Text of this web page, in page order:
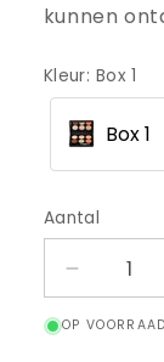
kunnen
Kleur: Box 1
Box 1
Aantal
Aantal
verlagen
voor
OP VOORRAAD